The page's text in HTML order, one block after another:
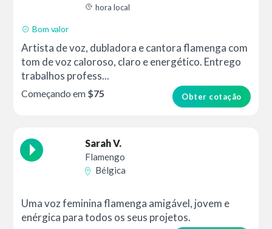
hora local
Bom valor
Artista de voz, dubladora e cantora flamenga com
tom de voz caloroso, claro e energético. Entrego
trabalhos profess...
Obter cotação
Começando em $75
Sarah V.
Flamengo
Bélgica
Uma voz feminina flamenga amigável, jovem e
enérgica para todos os seus projetos.